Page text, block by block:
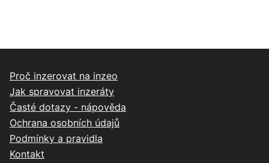
Proč inzerovat na inzeo
Jak spravovat inzeráty
Časté dotazy - nápověda
Ochrana osobních údajů
Podmínky a pravidla
Kontakt